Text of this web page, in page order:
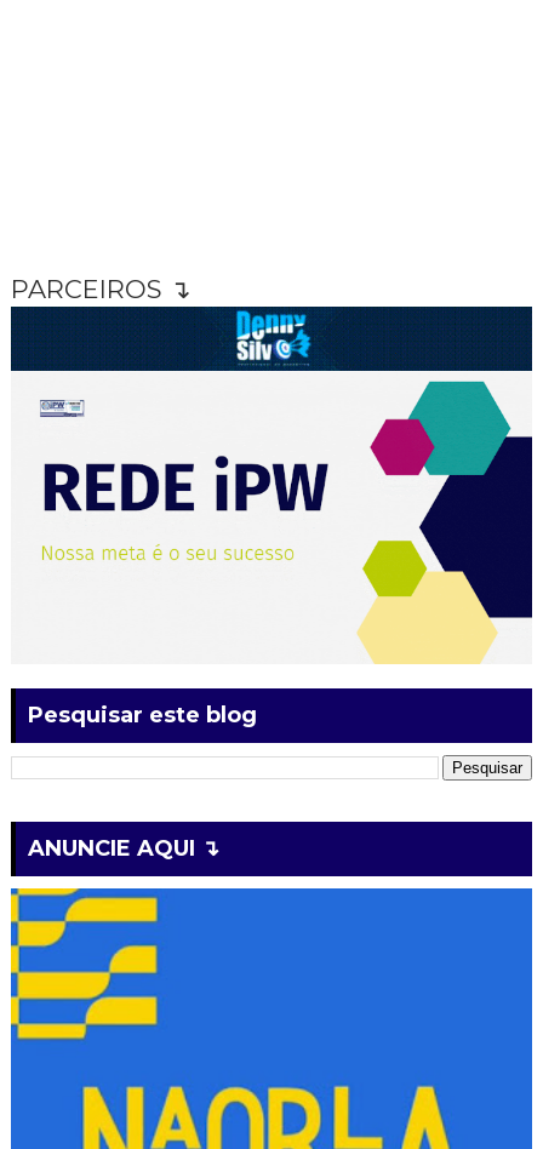
PARCEIROS ↴
Pesquisar este blog
ANUNCIE AQUI ↴